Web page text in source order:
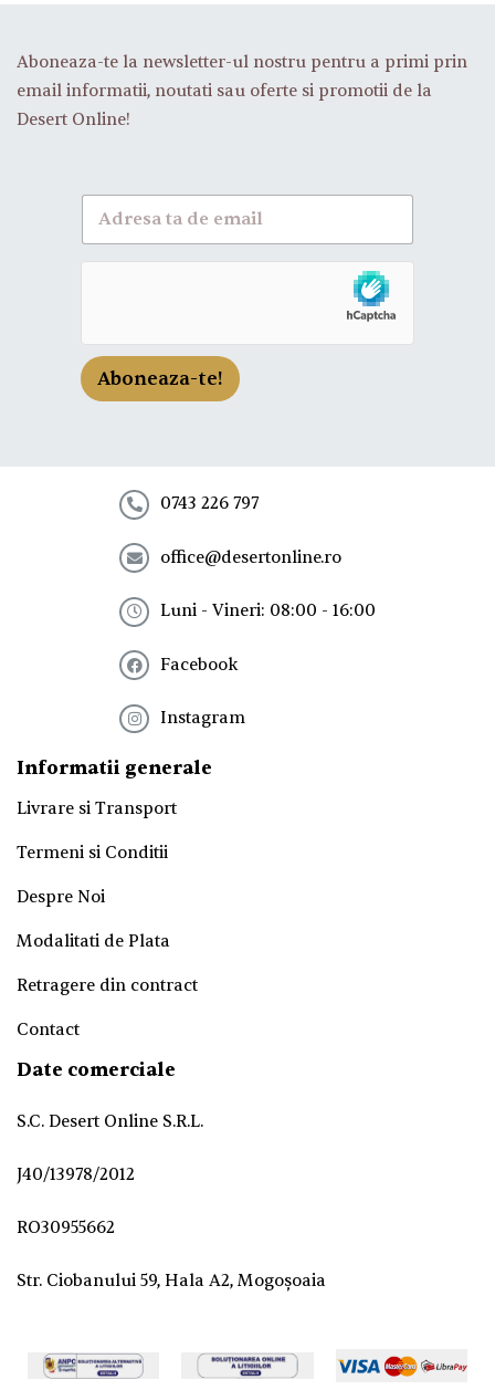
Aboneaza-te la newsletter-ul nostru pentru a primi prin
email informatii, noutati sau oferte si promotii de la
Desert Online!
A
o
n
a
-
t
Aboneaza-te!
0743 226 797
office@desertonline.ro
Luni - Vineri: 08:00 - 16:00
Facebook
Instagram
Informatii generale
Livrare si Transport
Termeni si Conditii
Despre Noi
Modalitati de Plata
Retragere din contract
Contact
Date comerciale
S.C. Desert Online S.R.L.
J40/13978/2012
RO30955662
Str. Ciobanului 59, Hala A2, Mogoșoaia